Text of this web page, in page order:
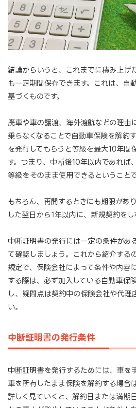
結論からいうと、これまでに積み上げ
も一定期間保存できます。これは、自
基づくものです。
廃車や車の譲渡、海外渡航などの理由
乗らなくなることで自動車保険を解約
を発行してもらうと等級を最大10年間
す。つまり、中断後10年以内であれば
等級をそのまま使用できるということで
もちろん、再開するときにも期限があ
した翌日から1年以内に、新規契約をし
中断証明書の発行には一定の条件があ
て確認しましょう。これから紹介する
規定で、保険会社によって条件や内容
する際は、必ず加入している自動車保
し、疑問点は契約中の保険会社や代理
い。
中断証明書の発行条件
中断証明書を発行するためには、車を
車を所有したまま保険を解約する場合
詳しく見ていくと、解約日または満期